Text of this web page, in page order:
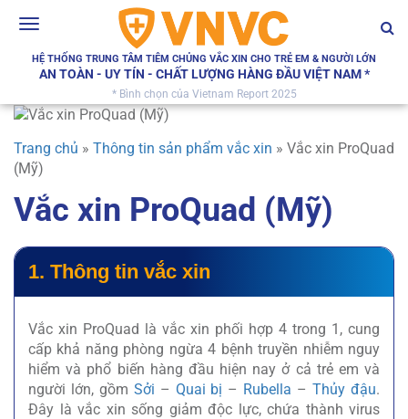
Toggle
HỆ THỐNG TRUNG TÂM TIÊM CHỦNG VẮC XIN CHO TRẺ EM & NGƯỜI LỚN
AN TOÀN - UY TÍN - CHẤT LƯỢNG HÀNG ĐẦU VIỆT NAM *
* Bình chọn của Vietnam Report 2025
Trang chủ » Thông tin sản phẩm vắc xin » Vắc xin ProQuad
(Mỹ)
Vắc xin ProQuad (Mỹ)
1. Thông tin vắc xin
Vắc xin ProQuad là vắc xin phối hợp 4 trong 1, cung
cấp khả năng phòng ngừa 4 bệnh truyền nhiễm nguy
hiểm và phổ biến hàng đầu hiện nay ở cả trẻ em và
người lớn, gồm Sởi – Quai bị – Rubella –Thủy đậu.
Đây là vắc xin sống giảm độc lực, chứa thành virus